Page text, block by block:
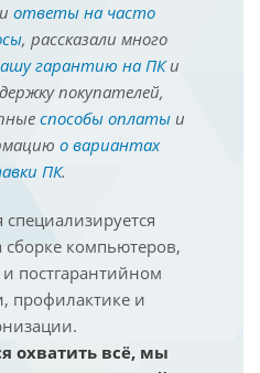
ответы на часто
, рассказали много
гарантию на ПКи
покупателей,
способы оплатыи
о вариантах
ПК.
компьютеров,
постгарантийном
профилактике и
охватить всё, мы